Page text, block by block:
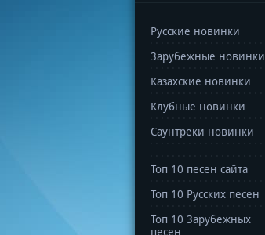
Русские новинки
Зарубежные новинки
Казахские новинки
Клубные новинки
Саунтреки новинки
Топ 10 песен сайта
Топ 10 Русских песен
Топ 10 Зарубежных
песен